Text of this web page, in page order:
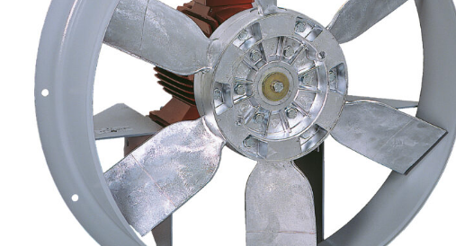
Electrical
Equipment
Complete
solutions in
lighting and
electrical
material for
each project
and need